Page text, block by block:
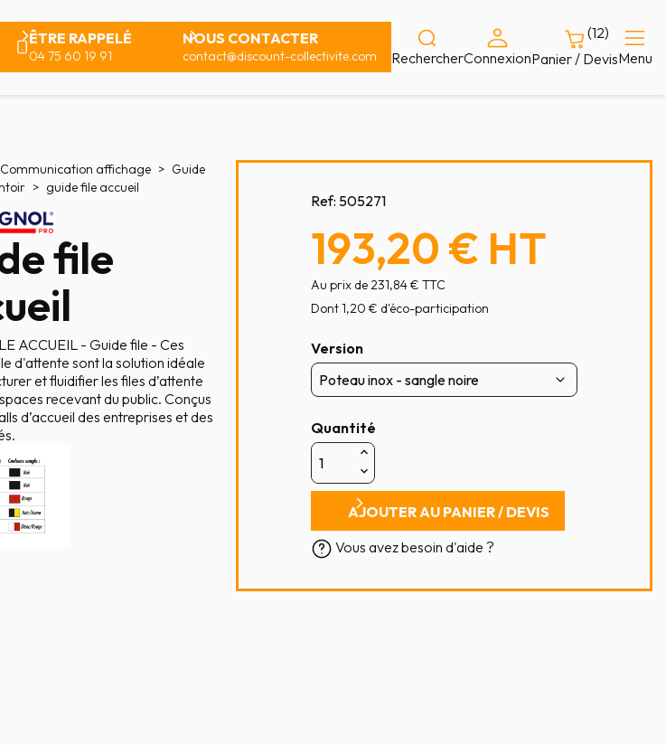
ÊTRE RAPPELÉ
04 75 60 19 91
NOUS CONTACTER
contact@discount-collectivite.com RechercherConnexionPanier / Devis
(12)
Menu
Communication affichage
Guide
guide file accueil
file
ACCUEIL - Guide file - Ces
d'attente sont la solution idéale
et fluidifier les files d’attente
recevant du public. Conçus
d’accueil des entreprises et des
Ref: 505271
193,20 € HT
Au prix de 231,84 € TTC
Dont 1,20 € d'éco-participation
Version
Quantité
AJOUTER AU PANIER / DEVIS
Vous avez besoin d'aide ?